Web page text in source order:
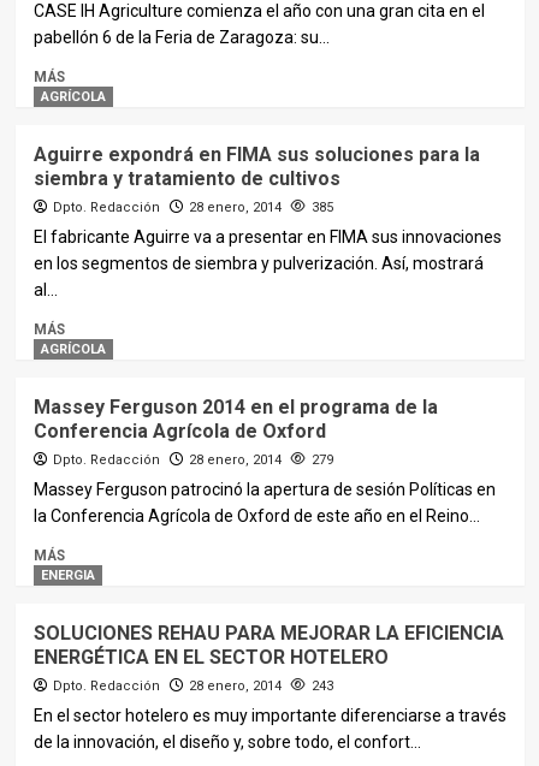
CASE IH Agriculture comienza el año con una gran cita en el
pabellón 6 de la Feria de Zaragoza: su...
MÁS
AGRÍCOLA
Aguirre expondrá en FIMA sus soluciones para la
siembra y tratamiento de cultivos
Dpto. Redacción 28 enero, 2014 385
El fabricante Aguirre va a presentar en FIMA sus innovaciones
en los segmentos de siembra y pulverización. Así, mostrará
al...
MÁS
AGRÍCOLA
Massey Ferguson 2014 en el programa de la
Conferencia Agrícola de Oxford
Dpto. Redacción 28 enero, 2014 279
Massey Ferguson patrocinó la apertura de sesión Políticas en
la Conferencia Agrícola de Oxford de este año en el Reino...
MÁS
ENERGIA
SOLUCIONES REHAU PARA MEJORAR LA EFICIENCIA
ENERGÉTICA EN EL SECTOR HOTELERO
Dpto. Redacción 28 enero, 2014 243
En el sector hotelero es muy importante diferenciarse a través
de la innovación, el diseño y, sobre todo, el confort...